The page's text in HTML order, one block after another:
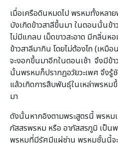
เมื่อเครือดินหมดไป พรหมทั้งหล
บังเกิดข้าวสาลีขึ้นมา ในตอนนั้นข้
ไม่มีแกลบ เม็ดขาวสะอาด มีกลิ่นห
ข้าวสาลีมากิน โดยไม่ต้องไถ (เหมื
จะงอกขึ้นมาอีกในตอนเช้า จึงมีข้
นั้นพรหมก็ปรากฏอวัยวะเพศ จึงรู้
แล้วเกิดการสืบพันธุ์ในเหล่าพรห
มา
ดังนั้นหากอิงตามพระสูตรนี้ พรห
ภัสสรพรหม หรือ อาภัสสรภูมิ เป็
พรหมที่มีรัศมีแผ่ซ่าน พรหมชั้นนี้จ